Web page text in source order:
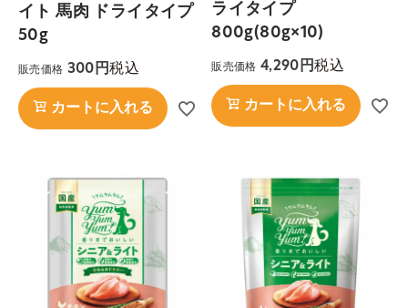
イト 馬肉 ドライタイプ
50g
販売価格 300 税込
カートに入れる
ライタイプ
800g(80g×10)
販売価格 4,290 税込
カートに入れる